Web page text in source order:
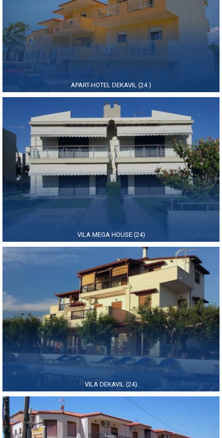
APART-HOTEL DEKAVIL (24 )
VILA MEGA HOUSE (24)
VILA DEKAVIL (24)